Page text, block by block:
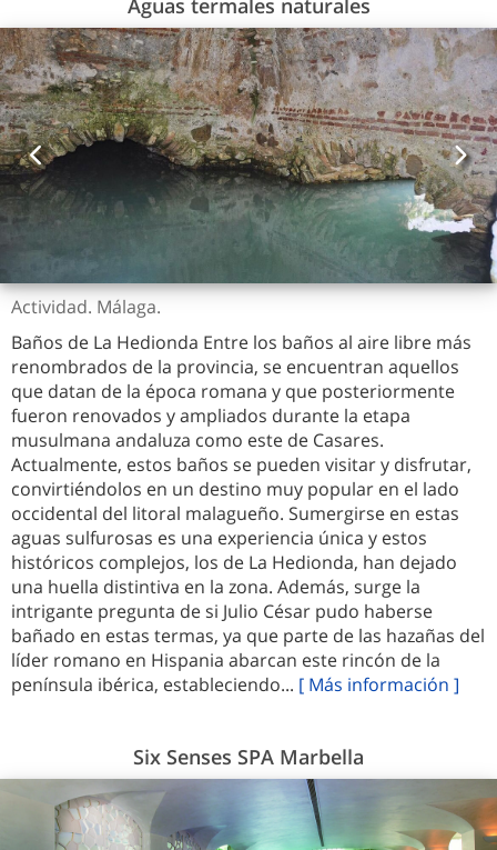
Aguas termales naturales
Actividad. Málaga.
Baños de La Hedionda Entre los baños al aire libre más
renombrados de la provincia, se encuentran aquellos
que datan de la época romana y que posteriormente
fueron renovados y ampliados durante la etapa
musulmana andaluza como este de Casares.
Actualmente, estos baños se pueden visitar y disfrutar,
convirtiéndolos en un destino muy popular en el lado
occidental del litoral malagueño. Sumergirse en estas
aguas sulfurosas es una experiencia única y estos
históricos complejos, los de La Hedionda, han dejado
una huella distintiva en la zona. Además, surge la
intrigante pregunta de si Julio César pudo haberse
bañado en estas termas, ya que parte de las hazañas del
líder romano en Hispania abarcan este rincón de la
península ibérica, estableciendo... [ Más información ]
Six Senses SPA Marbella